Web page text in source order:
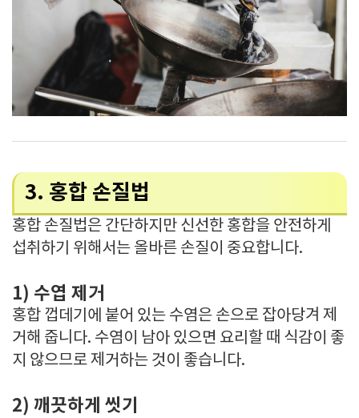
3. 홍합 손질법
홍합 손질법은 간단하지만 신선한 홍합을 안전하게
섭취하기 위해서는 올바른 손질이 중요합니다.
1) 수엽 제거
홍합 껍데기에 붙어 있는 수염은 손으로 잡아당겨 제
거해 줍니다. 수염이 남아 있으면 요리할 때 식감이 좋
지 않으므로 제거하는 것이 좋습니다.
2) 깨끗하게 씻기